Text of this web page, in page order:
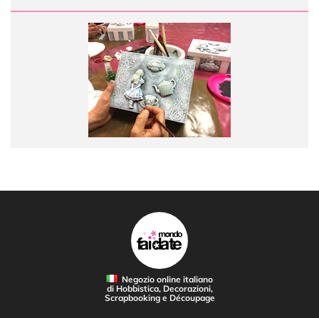
Negozio online italiano
di Hobbistica, Decorazioni,
Scrapbooking e Découpage